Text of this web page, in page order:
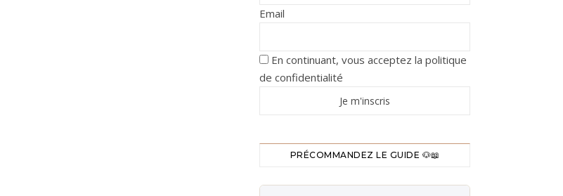
Email
En continuant, vous acceptez la politique
de confidentialité
PRÉCOMMANDEZ LE GUIDE 🐶📖